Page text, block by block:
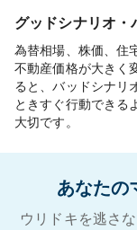
グッドシナリオ・
為替相場、株価、住
不動産価格が大きく
ると、バッドシナリ
ときすぐ行動できる
大切です。
あなたの
ウリドキを逃さ